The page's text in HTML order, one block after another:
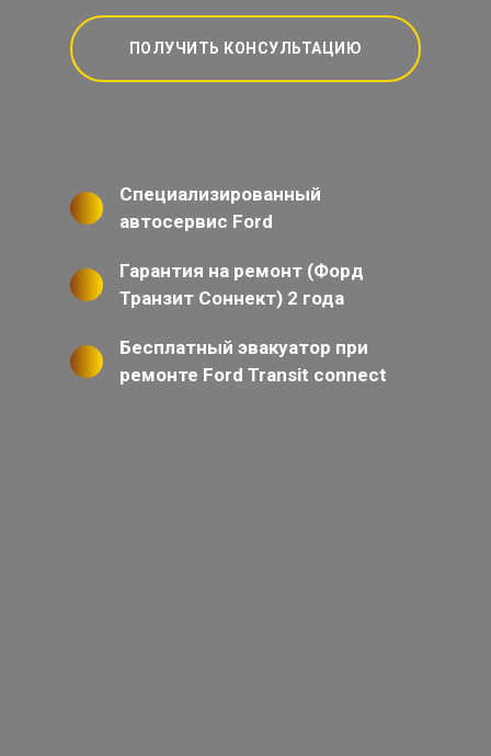
ПОЛУЧИТЬ КОНСУЛЬТАЦИЮ
Специализированный
автосервис Ford
Гарантия на ремонт (Форд
Транзит Соннект) 2 года
Бесплатный эвакуатор при
ремонте Ford Transit connect